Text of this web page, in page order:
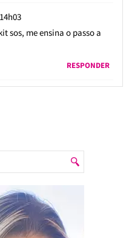
sos, me ensina o passo a
RESPONDER